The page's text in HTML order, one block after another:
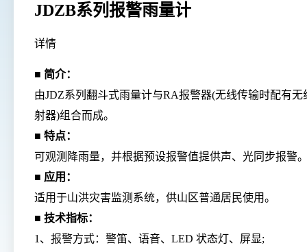
JDZB系列报警雨量计
详情
■ 简介：
由JDZ系列翻斗式雨量计与RA报警器(无线传输时配有无
射器)组合而成。
■ 特点：
可观测降雨量，并根据预设报警值提供声、光同步报警
■ 应用：
适用于山洪灾害监测系统，供山区普通居民使用。
■ 技术指标：
1、报警方式：警笛、语音、LED 状态灯、屏显;